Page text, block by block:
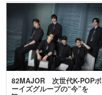
82MAJOR 次世代K-POPボ
ーイズグループの“今”を